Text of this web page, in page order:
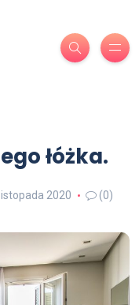
łóżka.
2020 (0)